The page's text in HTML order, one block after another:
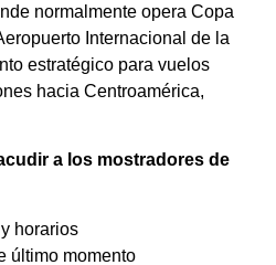
normalmente opera Copa
Internacional de la
estratégico para vuelos
hacia Centroamérica,
a los mostradores de
horarios
último momento